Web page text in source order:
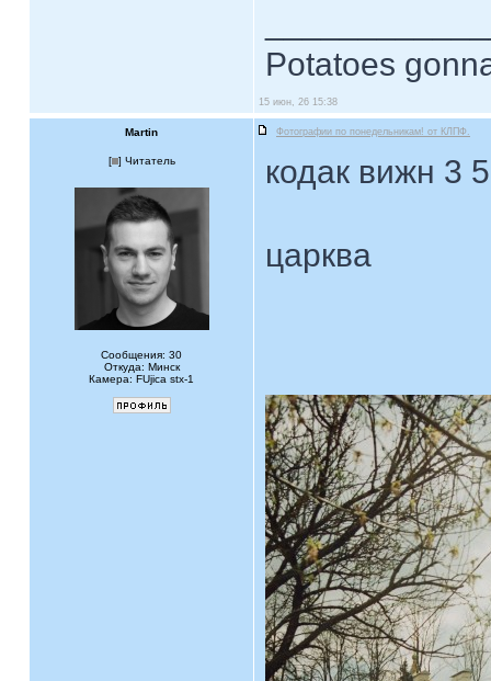
Potatoes
15 июн, 26 15:38
Martin Фотографии по понедельникам! от КЛПФ.
[ ] Читатель
Сообщения: 30
Откуда: Минск
Камера: FUjica stx-1
кодак вижн 3
царква